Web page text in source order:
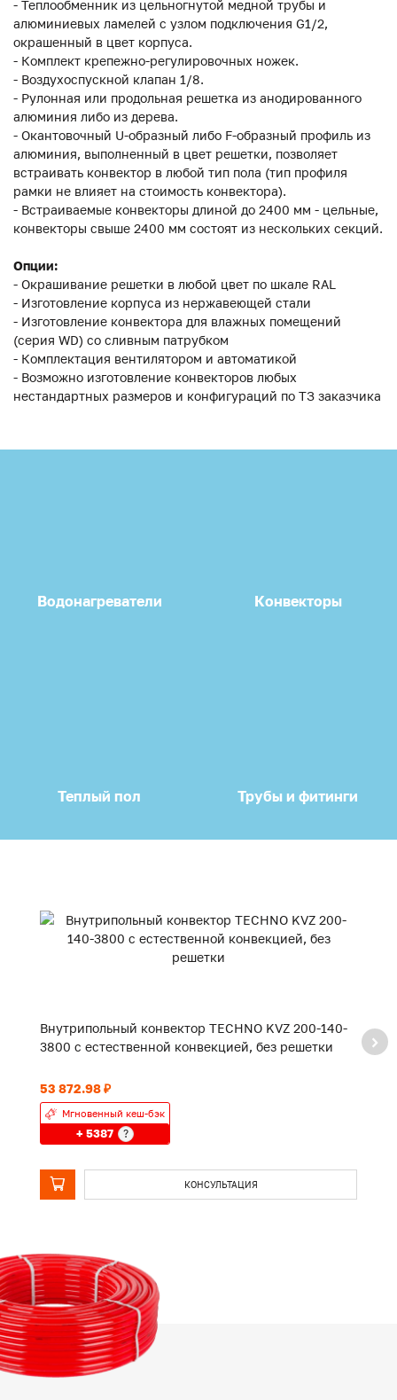
- Теплообменник из цельногнутой медной трубы и
алюминиевых ламелей с узлом подключения G1/2,
окрашенный в цвет корпуса.
- Комплект крепежно-регулировочных ножек.
- Воздухоспускной клапан 1/8.
- Рулонная или продольная решетка из анодированного
алюминия либо из дерева.
- Окантовочный U-образный либо F-образный профиль из
алюминия, выполненный в цвет решетки, позволяет
встраивать конвектор в любой тип пола (тип профиля
рамки не влияет на стоимость конвектора).
- Встраиваемые конвекторы длиной до 2400 мм - цельные,
конвекторы свыше 2400 мм состоят из нескольких секций.
Опции:
- Окрашивание решетки в любой цвет по шкале RAL
- Изготовление корпуса из нержавеющей стали
- Изготовление конвектора для влажных помещений
(серия WD) со сливным патрубком
- Комплектация вентилятором и автоматикой
- Возможно изготовление конвекторов любых
нестандартных размеров и конфигураций по ТЗ заказчика
Водонагреватели Конвекторы
Теплый пол Трубы и фитинги
Внутрипольный конвектор TECHNO KVZ 200-140-
3800 с естественной конвекцией, без решетки
53 872.98 ₽
Мгновенный кеш-бэк
+ 5387 ?
КОНСУЛЬТАЦИЯ